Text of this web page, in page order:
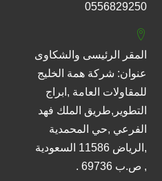
0556829250
المقر الرئيسى والشكاوى
عنوان: شركة همة الخليج
للمقاولات العامة ,ابراج
التطوير,طريق الملك فهد
الفرعي ,حي المحمدية
,الرياض 11586 السعودية
, ص.ب 69736 .